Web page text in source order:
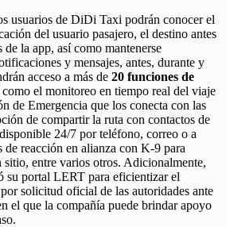
usuarios de DiDi Taxi podrán conocer el
del usuario pasajero, el destino antes
la app, así como mantenerse
y mensajes, antes, durante y
acceso a más de 20 funciones de
como el monitoreo en tiempo real del viaje
de Emergencia que los conecta con las
de compartir la ruta con contactos de
24/7 por teléfono, correo o a
de reacción en alianza con K-9 para
sitio, entre varios otros. Adicionalmente,
su portal LERT para eficientizar el
solicitud oficial de las autoridades ante
el que la compañía puede brindar apoyo